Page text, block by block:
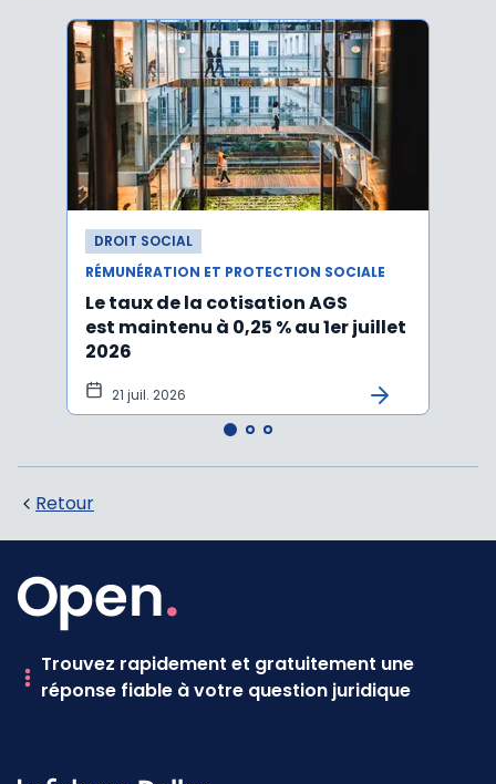
DROIT SOCIAL
RÉMUNÉRATION ET PROTECTION SOCIALE
Le taux de la cotisation AGS
est maintenu à 0,25 % au 1er juillet
2026
21 juil. 2026
Retour
Trouvez rapidement et gratuitement une
réponse fiable à votre question juridique